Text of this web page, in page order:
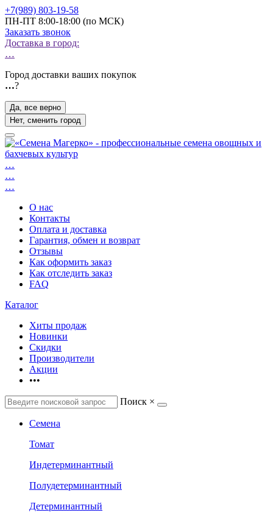
+7(989) 803-19-58
ПН-ПТ 8:00-18:00 (по МСК)
Заказать звонок
Доставка в город:
…
Город доставки ваших покупок
…?
Да, все верно
Нет, сменить город
…
…
…
О нас
Контакты
Оплата и доставка
Гарантия, обмен и возврат
Отзывы
Как оформить заказ
Как отследить заказ
FAQ
Каталог
Хиты продаж
Новинки
Скидки
Производители
Акции
•••
Поиск ×
Семена
Томат
Индетерминантный
Полудетерминантный
Детерминантный